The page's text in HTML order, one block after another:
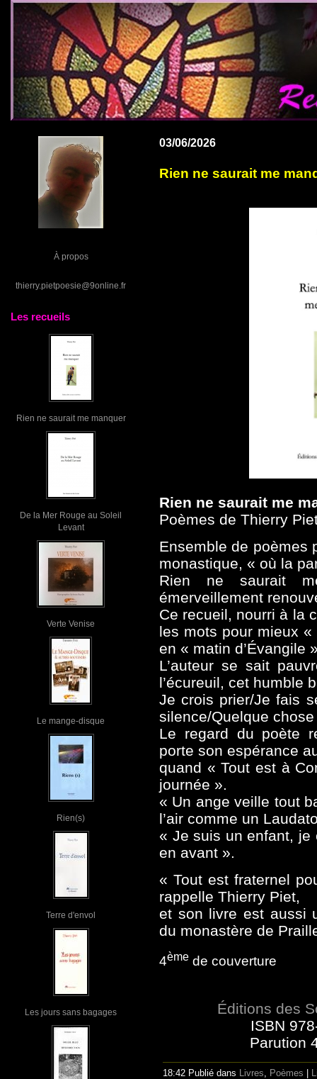
À propos
thierry.pietpoesie@9online.fr
Les recueils
Rien ne saurait me manquer
De la Mer Rouge au Soleil
Levant
Verte Venise
Le mange-disque
Rien(s)
Terre d'envol
Les jours sans bagages
03/06/2026
Rien ne saurait me
Rien ne saurait me
Poèmes de Thierry
Ensemble de poèmes
monastique, « où la
Rien ne saurait
émerveillement
Ce recueil, nourri à la
les mots pour mieux «
en « matin d’Évangile
L’auteur se sait
l’écureuil, cet humble
Je crois prier/Je fais
silence/Quelque
Le regard du poète
porte son espérance
quand « Tout est à
journée ».
« Un ange veille tout
l’air comme un
« Je suis un enfant, je
en avant ».
« Tout est fraternel
rappelle Thierry Piet,
et son livre est aussi
du monastère de
4ème de couverture
Éditions des
ISBN
Parution
18:42 Publié dans Livres Poèmes